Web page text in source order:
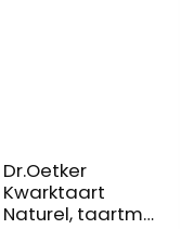
Dr.Oetker
Kwarktaart
Naturel, taartmix